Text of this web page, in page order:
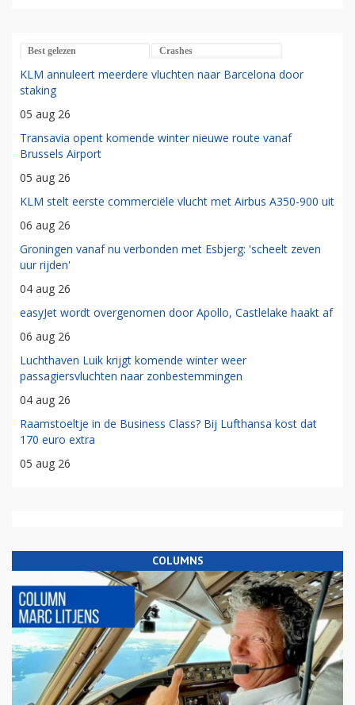
Best gelezen Crashes
KLM annuleert meerdere vluchten naar Barcelona door
staking
05 aug 26
Transavia opent komende winter nieuwe route vanaf
Brussels Airport
05 aug 26
KLM stelt eerste commerciële vlucht met Airbus A350-900 uit
06 aug 26
Groningen vanaf nu verbonden met Esbjerg: 'scheelt zeven
uur rijden'
04 aug 26
easyJet wordt overgenomen door Apollo, Castlelake haakt af
06 aug 26
Luchthaven Luik krijgt komende winter weer
passagiersvluchten naar zonbestemmingen
04 aug 26
Raamstoeltje in de Business Class? Bij Lufthansa kost dat
170 euro extra
05 aug 26
COLUMNS